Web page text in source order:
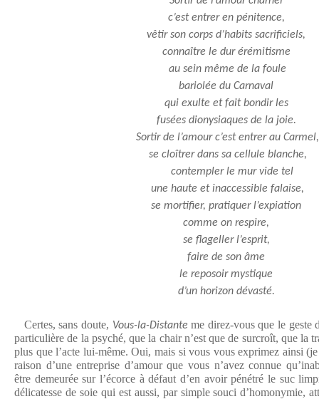
c’est entrer en pénitence,
vêtir son corps d’habits sacrificiels,
connaître le dur érémitisme
au sein même de la foule
bariolée du Carnaval
qui exulte et fait bondir les
fusées dionysiaques de la joie.
Sortir de l’amour c’est entrer au Carmel,
se cloîtrer dans sa cellule blanche,
contempler le mur vide tel
une haute et inaccessible falaise,
se mortifier, pratiquer l’expiation
comme on respire,
se flageller l’esprit,
faire de son âme
le reposoir mystique
d’un horizon dévasté.
Certes, sans doute, Vous-la-Distante me direz-vous que le geste
particulière de la psyché, que la chair n’est que de surcroît, que la
plus que l’acte lui-même. Oui, mais si vous vous exprimez ainsi
raison d’une entreprise d’amour que vous n’avez connue
être demeurée sur l’écorce à défaut d’en avoir pénétré le suc
délicatesse de soie qui est aussi, par simple souci d’homonymie,